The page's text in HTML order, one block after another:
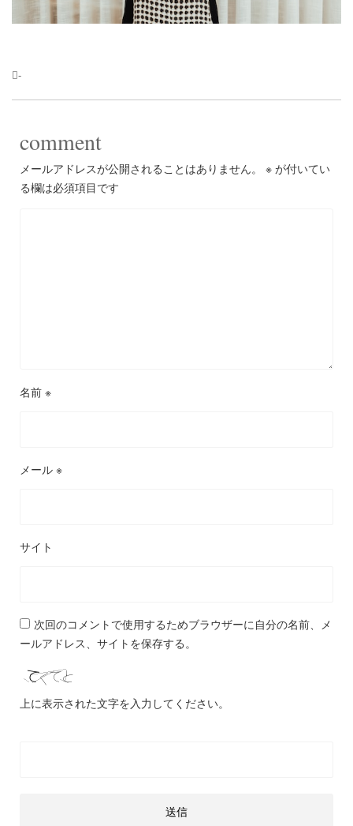
-
comment
メールアドレスが公開されることはありません。 ※ が付いてい
る欄は必須項目です
名前 ※
メール ※
サイト
次回のコメントで使用するためブラウザーに自分の名前、メ
ールアドレス、サイトを保存する。
上に表示された文字を入力してください。